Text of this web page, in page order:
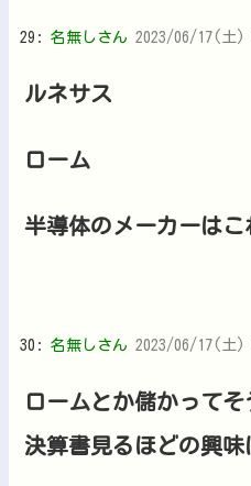
29: 名無しさん 2023/06/17(土)
ルネサス
ローム
半導体のメーカーは
30: 名無しさん 2023/06/17(土)
ロームとか儲かって
決算書見るほどの興味